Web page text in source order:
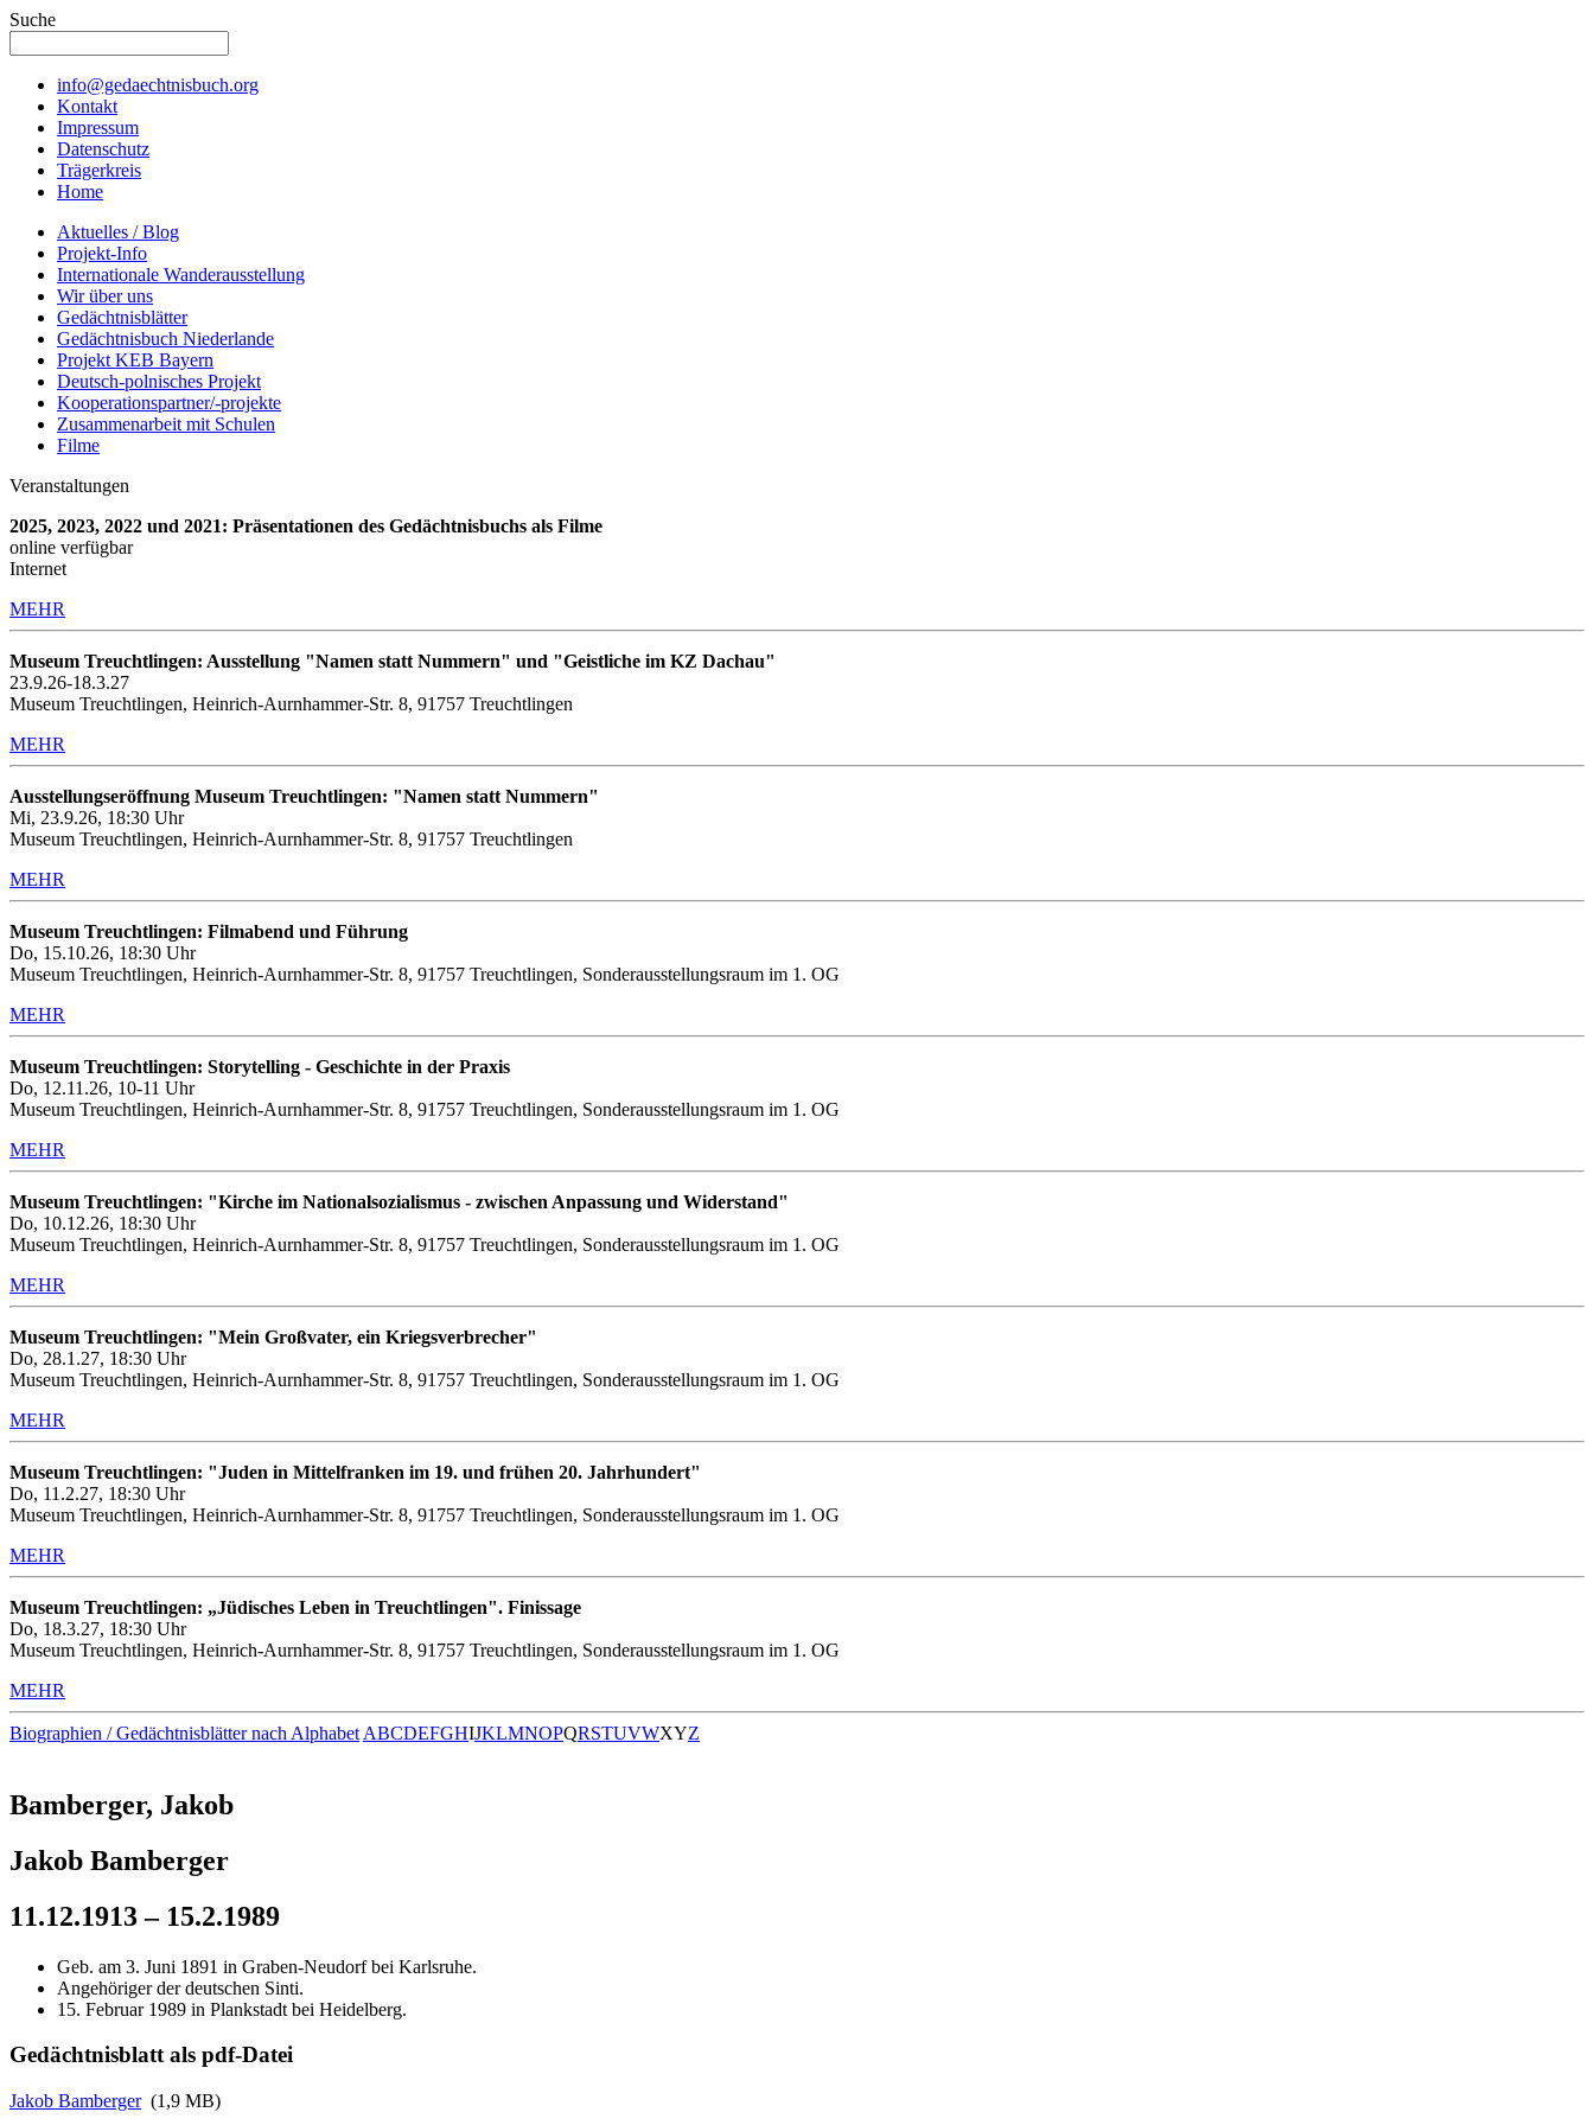
Suche
info@gedaechtnisbuch.org
Kontakt
Impressum
Datenschutz
Trägerkreis
Home
Aktuelles / Blog
Projekt-Info
Internationale Wanderausstellung
Wir über uns
Gedächtnisblätter
Gedächtnisbuch Niederlande
Projekt KEB Bayern
Deutsch-polnisches Projekt
Kooperationspartner/-projekte
Zusammenarbeit mit Schulen
Filme
Veranstaltungen
2025, 2023, 2022 und 2021: Präsentationen des Gedächtnisbuchs als Filme
online verfügbar
Internet
MEHR
Museum Treuchtlingen: Ausstellung "Namen statt Nummern" und "Geistliche im KZ Dachau"
23.9.26-18.3.27
Museum Treuchtlingen, Heinrich-Aurnhammer-Str. 8, 91757 Treuchtlingen
MEHR
Ausstellungseröffnung Museum Treuchtlingen: "Namen statt Nummern"
Mi, 23.9.26, 18:30 Uhr
Museum Treuchtlingen, Heinrich-Aurnhammer-Str. 8, 91757 Treuchtlingen
MEHR
Museum Treuchtlingen: Filmabend und Führung
Do, 15.10.26, 18:30 Uhr
Museum Treuchtlingen, Heinrich-Aurnhammer-Str. 8, 91757 Treuchtlingen, Sonderausstellungsraum im 1. OG
MEHR
Museum Treuchtlingen: Storytelling - Geschichte in der Praxis
Do, 12.11.26, 10-11 Uhr
Museum Treuchtlingen, Heinrich-Aurnhammer-Str. 8, 91757 Treuchtlingen, Sonderausstellungsraum im 1. OG
MEHR
Museum Treuchtlingen: "Kirche im Nationalsozialismus - zwischen Anpassung und Widerstand"
Do, 10.12.26, 18:30 Uhr
Museum Treuchtlingen, Heinrich-Aurnhammer-Str. 8, 91757 Treuchtlingen, Sonderausstellungsraum im 1. OG
MEHR
Museum Treuchtlingen: "Mein Großvater, ein Kriegsverbrecher"
Do, 28.1.27, 18:30 Uhr
Museum Treuchtlingen, Heinrich-Aurnhammer-Str. 8, 91757 Treuchtlingen, Sonderausstellungsraum im 1. OG
MEHR
Museum Treuchtlingen: "Juden in Mittelfranken im 19. und frühen 20. Jahrhundert"
Do, 11.2.27, 18:30 Uhr
Museum Treuchtlingen, Heinrich-Aurnhammer-Str. 8, 91757 Treuchtlingen, Sonderausstellungsraum im 1. OG
MEHR
Museum Treuchtlingen: „Jüdisches Leben in Treuchtlingen". Finissage
Do, 18.3.27, 18:30 Uhr
Museum Treuchtlingen, Heinrich-Aurnhammer-Str. 8, 91757 Treuchtlingen, Sonderausstellungsraum im 1. OG
MEHR
Biographien / Gedächtnisblätter nach Alphabet ABCDEFGHIJKLMNOPQRSTUVWXYZ
Bamberger, Jakob
Jakob Bamberger
11.12.1913 – 15.2.1989
Geb. am 3. Juni 1891 in Graben-Neudorf bei Karlsruhe.
Angehöriger der deutschen Sinti.
15. Februar 1989 in Plankstadt bei Heidelberg.
Gedächtnisblatt als pdf-Datei
Jakob Bamberger(1,9 MB)